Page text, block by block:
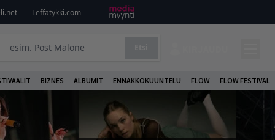
Leffatykki.com
BIZNES ALBUMIT ENNAKKOKUUNTELU FLOW FLOW FESTIVAL